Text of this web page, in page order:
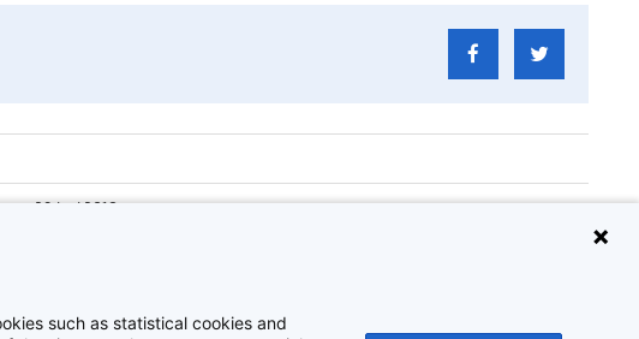
29 juni 2018
such as statistical cookies and